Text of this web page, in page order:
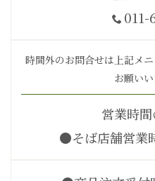
011-
時間外のお問合せは上記メ
お願いい
営業時
●そば店舗営業